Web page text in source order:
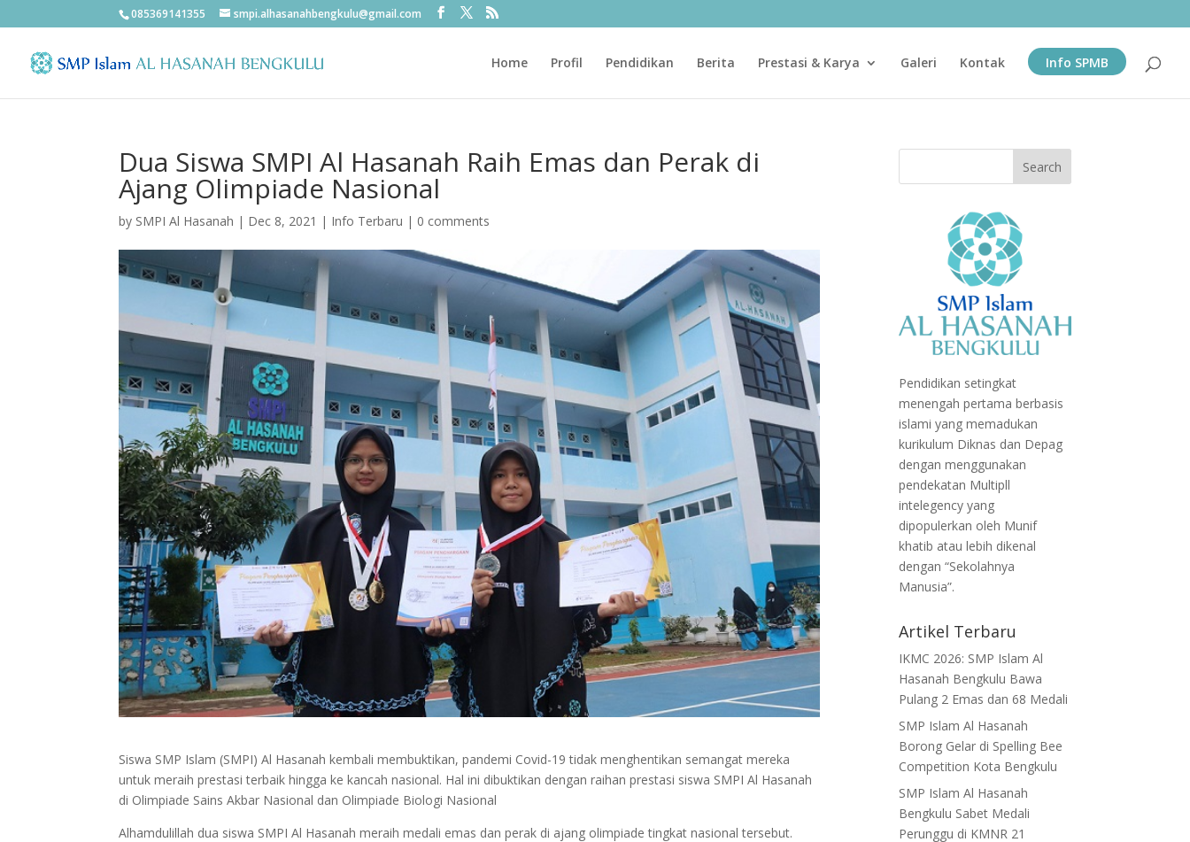
085369141355 smpi.alhasanahbengkulu@gmail.com
Home Profil Pendidikan Berita Prestasi & Karya Galeri Kontak Info SPMB
Dua Siswa SMPI Al Hasanah Raih Emas dan Perak di
Ajang Olimpiade Nasional
by SMPI Al Hasanah | Dec 8, 2021 | Info Terbaru | 0 comments
Siswa SMP Islam (SMPI) Al Hasanah kembali membuktikan, pandemi Covid-19 tidak menghentikan semangat mereka
untuk meraih prestasi terbaik hingga ke kancah nasional. Hal ini dibuktikan dengan raihan prestasi siswa SMPI Al Hasanah
di Olimpiade Sains Akbar Nasional dan Olimpiade Biologi Nasional
Alhamdulillah dua siswa SMPI Al Hasanah meraih medali emas dan perak di ajang olimpiade tingkat nasional tersebut.
Pendidikan setingkat
menengah pertama berbasis
islami yang memadukan
kurikulum Diknas dan Depag
dengan menggunakan
pendekatan Multipll
intelegency yang
dipopulerkan oleh Munif
khatib atau lebih dikenal
dengan “Sekolahnya
Manusia”.
Artikel Terbaru
IKMC 2026: SMP Islam Al
Hasanah Bengkulu Bawa
Pulang 2 Emas dan 68 Medali
SMP Islam Al Hasanah
Borong Gelar di Spelling Bee
Competition Kota Bengkulu
SMP Islam Al Hasanah
Bengkulu Sabet Medali
Perunggu di KMNR 21